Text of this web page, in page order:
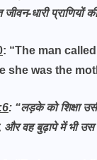
धारी प्राणियों
: “The man
she was the
: “लड़के को शिक्षा
और वह बुढ़ापे में भी